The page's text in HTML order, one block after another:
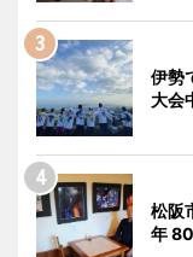
伊勢
大会
松阪
年